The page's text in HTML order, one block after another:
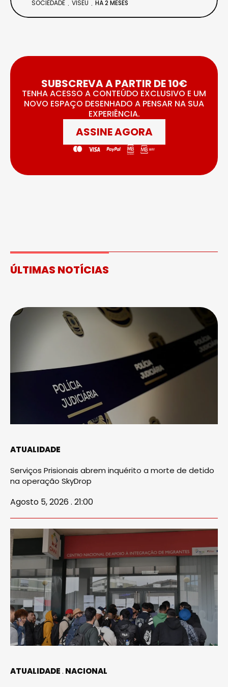
SOCIEDADE VISEU HÁ 2 MESES
SUBSCREVA A PARTIR DE 10€
TENHA ACESSO A CONTEÚDO EXCLUSIVO E UM
NOVO ESPAÇO DESENHADO A PENSAR NA SUA
EXPERIÊNCIA.
ASSINE AGORA
ÚLTIMAS NOTÍCIAS
ATUALIDADE
Serviços Prisionais abrem inquérito a morte de detido
na operação SkyDrop
Agosto 5, 2026 . 21:00
ATUALIDADE NACIONAL